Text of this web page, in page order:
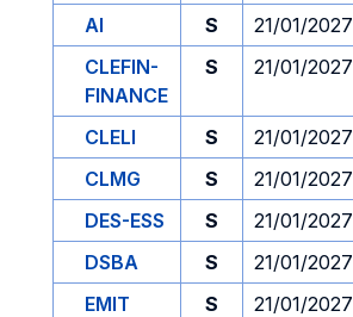
AI
S 21/01/2027
CLEFIN-
FINANCE
S 21/01/2027
CLELI S 21/01/2027
CLMG
S 21/01/2027
DES-ESS
S 21/01/2027
DSBA
S 21/01/2027
EMIT
S 21/01/2027